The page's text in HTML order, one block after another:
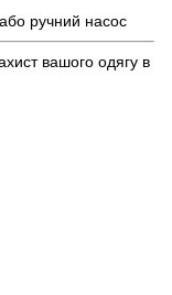
ручний насос
вашого одягу в